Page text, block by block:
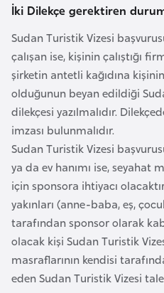
İki Dilekçe gerektiren
Sudan Turistik Vizesi
çalışan ise, kişinin çalıştığı
şirketin antetli kağıdına
olduğunun beyan edildiği
dilekçesi yazılmalıdır.
imzası bulunmalıdır.
Sudan Turistik Vizesi
ya da ev hanımı ise, seyahat
için sponsora ihtiyacı
yakınları (anne-baba, eş,
tarafından sponsor olarak
olacak kişi Sudan Turistik
masraflarının kendisi
eden Sudan Turistik Vizesi
a
n
g
l
a
d
e
ş
B
e
l
a
r
u